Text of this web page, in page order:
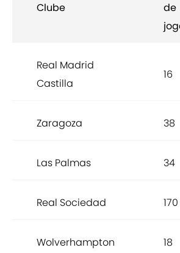
Clube
de
Real Madrid
Castilla
16
Zaragoza 38
Las Palmas 34
Real Sociedad 170
Wolverhampton 18